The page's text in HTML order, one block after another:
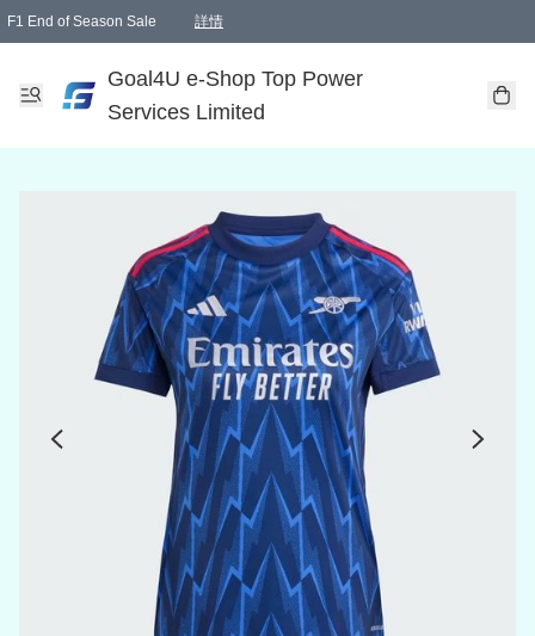
F1 End of Season Sale 詳情
Goal4U e-Shop Top Power
Services Limited